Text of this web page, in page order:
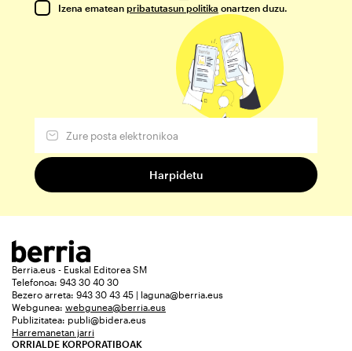
Izena ematean pribatutasun politika onartzen duzu.
Berria.eus - Euskal Editorea SM
Telefonoa: 943 30 40 30
Bezero arreta: 943 30 43 45 | laguna@berria.eus
Webgunea: webgunea@berria.eus
Publizitatea: publi@bidera.eus
Harremanetan jarri
ORRIALDE KORPORATIBOAK